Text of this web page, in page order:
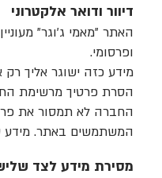
דיוור ודואר אלקטרוני
האתר "מאמי ג׳וגר"
ופרסומי.
מידע כזה ישוגר אליך
הסרת פרטיך מרשימת
החברה לא תמסור את
המשתמשים באתר. מידע
מסירת מידע לצד